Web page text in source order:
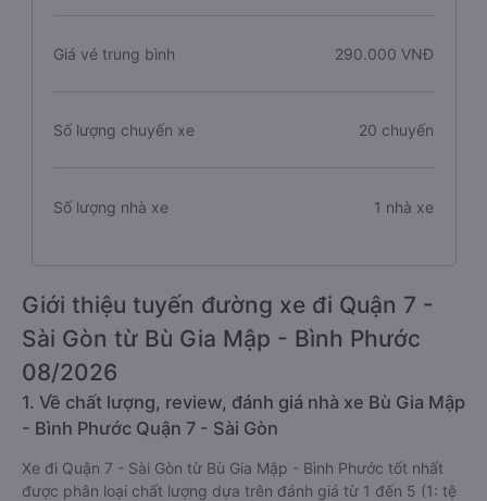
Giá vé trung bình 290.000 VNĐ
Số lượng chuyến xe 20 chuyến
Số lượng nhà xe 1 nhà xe
Giới thiệu tuyến đường xe đi Quận 7 -
Sài Gòn từ Bù Gia Mập - Bình Phước
08/2026
1. Về chất lượng, review, đánh giá nhà xe Bù Gia Mập
- Bình Phước Quận 7 - Sài Gòn
Xe đi Quận 7 - Sài Gòn từ Bù Gia Mập - Bình Phước tốt nhất
được phân loại chất lượng dựa trên đánh giá từ 1 đến 5 (1: tệ